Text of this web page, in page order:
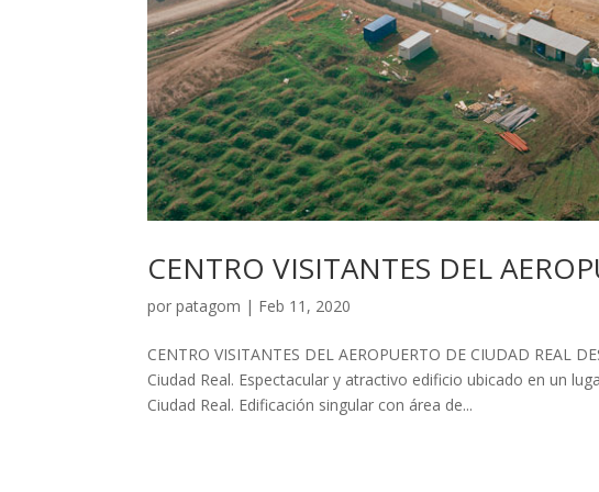
CENTRO VISITANTES DEL
porpatagom | Feb 11, 2020
CENTRO VISITANTES DEL AEROPUERTO DE CIUDAD REAL
Ciudad Real. Espectacular y atractivo edificio ubicado en un
Ciudad Real. Edificación singular con área de...